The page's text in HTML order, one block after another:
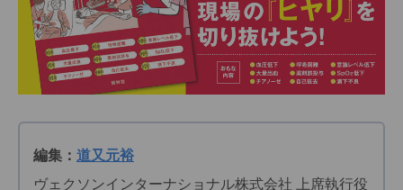
編集： 道又元裕
ヴェクソンインターナショナル株式会社 上席執行役